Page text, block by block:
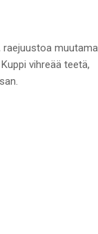
raejuustoa muutama
vihreää teetä,